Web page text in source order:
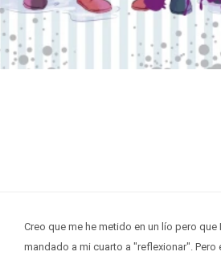
Creo que me he metido en un lío pero
mandado a mi cuarto a "reflexionar". Pero